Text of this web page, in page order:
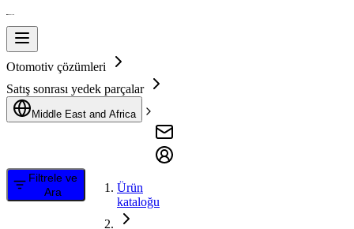
Otomotiv çözümleri
Satış sonrası yedek parçalar
Middle East and Africa
Filtrele ve
Ara
Ürün
kataloğu